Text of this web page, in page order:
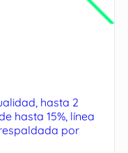
hasta 2
hasta 15%, línea
por